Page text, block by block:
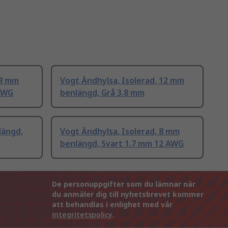
mm
Vogt Ändhylsa, Isolerad, 12 mm
benlängd, Grå 3.8 mm
Vogt Ändhylsa, Isolerad, 8 mm
benlängd, Svart 1.7 mm 12 AWG
De personuppgifter som du lämnar när
du anmäler dig till nyhetsbrevet kommer
att behandlas i enlighet med vår
integritetspolicy.